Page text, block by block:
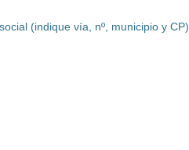
(indique vía, nº, municipio y CP)